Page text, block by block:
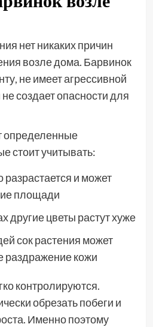
нет никаких причин
возле дома. Барвинок
не имеет агрессивной
создает опасности для
определенные
стоит учитывать:
разрастается и может
площади
другие цветы растут хуже
сок растения может
раздражение кожи
контролируются.
обрезать побеги и
Именно поэтому